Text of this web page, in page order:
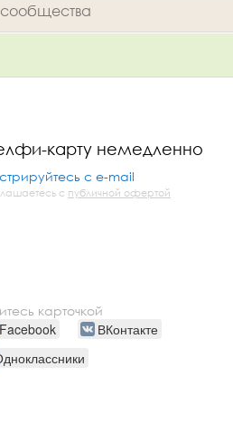
сообщества
карту немедленно
с e-mail
с публичной офертой
карточкой
Facebook
ВКонтакте